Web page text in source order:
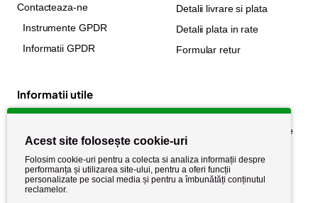
Contacteaza-ne
Instrumente GPDR
Informatii GPDR
Detalii livrare si plata
Detalii plata in rate
Formular retur
Informatii utile
Politica de cookie
Politica de confidențialitate
Termeni si conditii
Acest site folosește cookie-uri
Folosim cookie-uri pentru a colecta si analiza informații despre
performanța și utilizarea site-ului, pentru a oferi funcții
personalizate pe social media și pentru a îmbunătăți conținutul
reclamelor.